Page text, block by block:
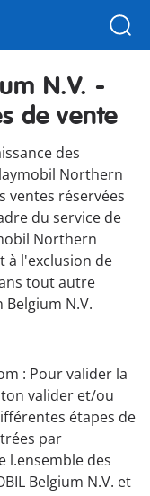
N.V. -
de vente
des
Northern
ventes réservées
du service de
Northern
à l'exclusion de
tout autre
N.V.
: Pour valider la
valider et/ou
étapes de
par
l.ensemble des
Belgium N.V. et